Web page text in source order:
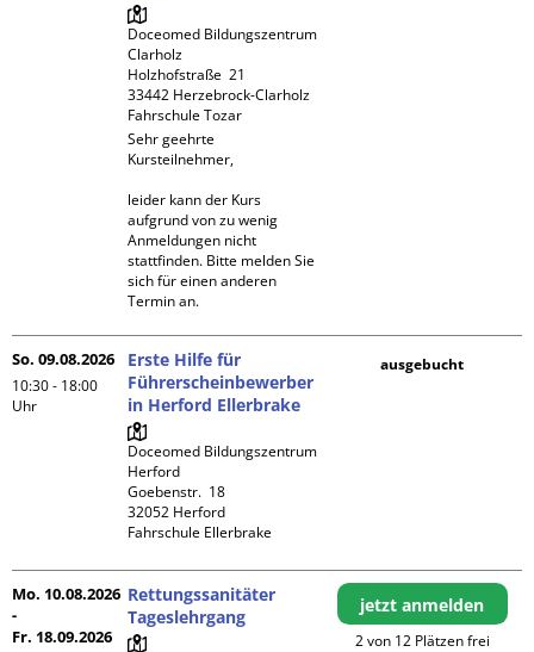
Doceomed Bildungszentrum
Clarholz
Holzhofstraße  21
33442 Herzebrock-Clarholz
Fahrschule Tozar
Sehr geehrte
Kursteilnehmer,
leider kann der Kurs
aufgrund von zu wenig
Anmeldungen nicht
stattfinden. Bitte melden Sie
sich für einen anderen
Termin an.
So. 09.08.2026
10:30 - 18:00
Uhr
Erste Hilfe für
Führerscheinbewerber
in Herford Ellerbrake
Doceomed Bildungszentrum
Herford
Goebenstr.  18
32052 Herford
Fahrschule Ellerbrake
ausgebucht
Mo. 10.08.2026
-
Fr. 18.09.2026
Rettungssanitäter
Tageslehrgang
jetzt anmelden
2 von 12 Plätzen frei